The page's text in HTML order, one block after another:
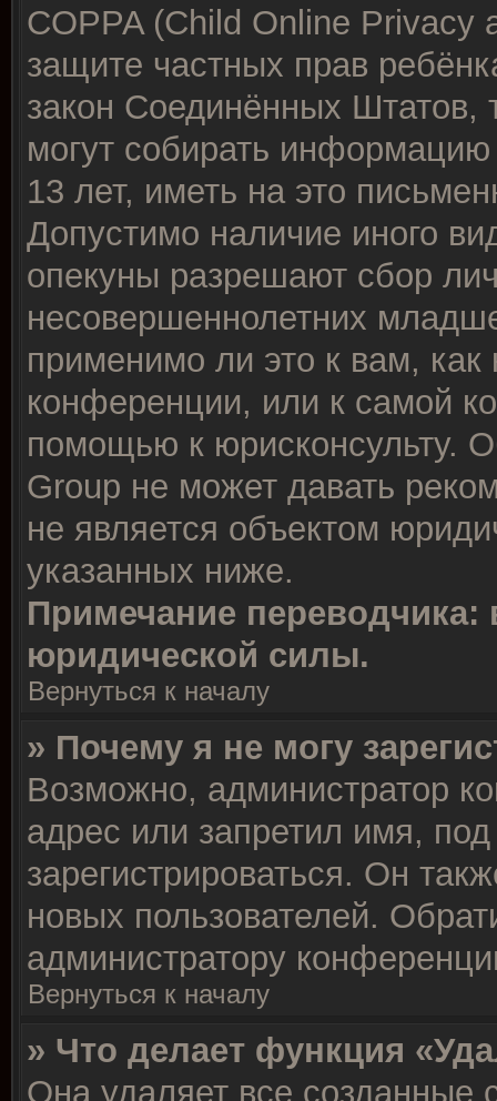
COPPA (Child Online Privacy
защите частных прав
закон Соединённых Штатов,
могут собирать
13 лет, иметь на это
Допустимо наличие иного
опекуны разрешают сбор
несовершеннолетних
применимо ли это к вам,
конференции, или к самой
помощью к юрисконсульту.
Group не может давать
не является объектом
указанных ниже.
Примечание переводчика:
юридической силы.
Вернуться к началу
» Почему я не могу
Возможно, администратор
адрес или запретил имя,
зарегистрироваться. Он
новых пользователей.
администратору
Вернуться к началу
» Что делает функция
Она удаляет все созданные